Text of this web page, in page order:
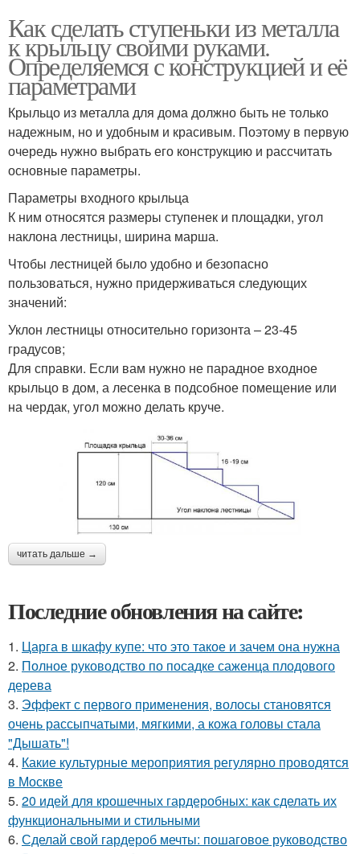
Как сделать ступеньки из металла
к крыльцу своими руками.
Определяемся с конструкцией и её
параметрами
Крыльцо из металла для дома должно быть не только
надежным, но и удобным и красивым. Поэтому в первую
очередь нужно выбрать его конструкцию и рассчитать
основные параметры.
Параметры входного крыльца
К ним относятся размеры ступенек и площадки, угол
наклона лестницы, ширина марша.
Чтобы лестницей было удобно и безопасно
пользоваться, нужно придерживаться следующих
значений:
Уклон лестницы относительно горизонта – 23-45
градусов;
Для справки. Если вам нужно не парадное входное
крыльцо в дом, а лесенка в подсобное помещение или
на чердак, угол можно делать круче.
читать дальше →
Последние обновления на сайте:
1. Царга в шкафу купе: что это такое и зачем она нужна
2. Полное руководство по посадке саженца плодового
дерева
3. Эффект с первого применения, волосы становятся
очень рассыпчатыми, мягкими, а кожа головы стала
"Дышать"!
4. Какие культурные мероприятия регулярно проводятся
в Москве
5. 20 идей для крошечных гардеробных: как сделать их
функциональными и стильными
6. Сделай свой гардероб мечты: пошаговое руководство